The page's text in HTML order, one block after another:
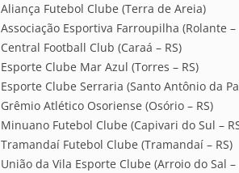
Aliança Futebol Clube (Terra de Areia)
Associação Esportiva Farroupilha (Rolante –
Central Football Club (Caraá – RS)
Esporte Clube Mar Azul (Torres – RS)
Esporte Clube Serraria (Santo Antônio da
Grêmio Atlético Osoriense (Osório – RS)
Minuano Futebol Clube (Capivari do Sul –
Tramandaí Futebol Clube (Tramandaí – RS)
União da Vila Esporte Clube (Arroio do Sal –